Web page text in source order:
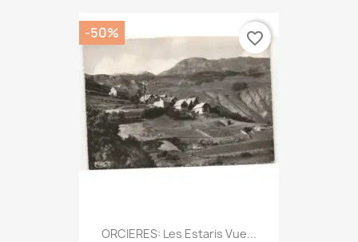
ORCIERES: Les Estaris Vue...
-50% favorite_border